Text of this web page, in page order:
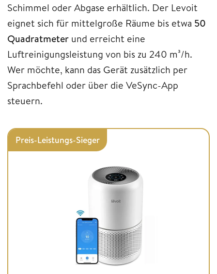
Schimmel oder Abgase erhältlich. Der Levoit
eignet sich für mittelgroße Räume bis etwa 50
Quadratmeter und erreicht eine
Luftreinigungsleistung von bis zu 240 m³/h.
Wer möchte, kann das Gerät zusätzlich per
Sprachbefehl oder über die VeSync-App
steuern.
Preis-Leistungs-Sieger